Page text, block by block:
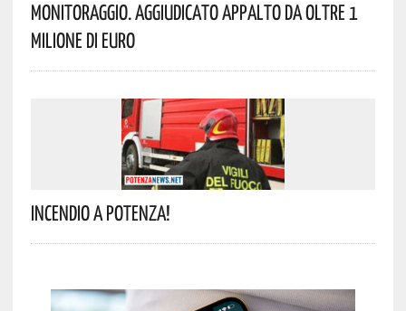
Monitoraggio. Aggiudicato Appalto Da Oltre 1
Milione Di Euro
Incendio A Potenza!